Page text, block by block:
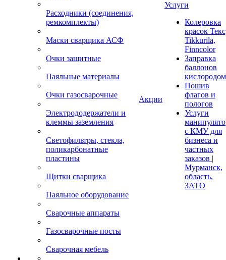
Расходники (соединения,
ремкомплекты)
Маски сварщика АСФ
Очки защитные
Паяльные материалы
Очки газосварочные
Электрододержатели и
клеммы заземления
Светофильтры, стекла,
поликарбонатные
пластины
Щитки сварщика
Паяльное оборудование
Сварочные аппараты
Газосварочные посты
Сварочная мебель
Акции
Услуги
Колеровка
красок
Tikkurila,
Finncolor
Заправка
баллонов
кислородом
Пошив
флагов и
пологов
Услуги
с КМУ для
бизнеса и
частных
заказов |
Мурманск,
область,
ЗАТО